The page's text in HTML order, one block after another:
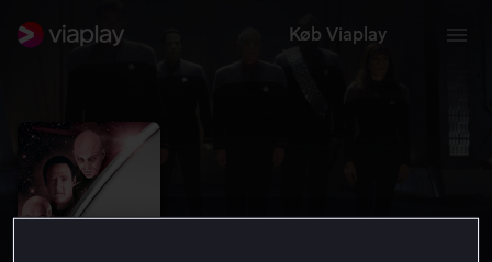
Køb Viaplay